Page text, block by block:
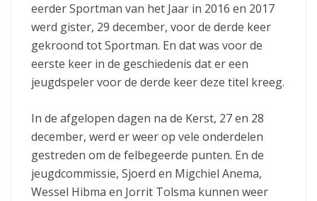
eerder Sportman van het Jaar in 2016 en 2017
werd gister, 29 december, voor de derde keer
gekroond tot Sportman. En dat was voor de
eerste keer in de geschiedenis dat er een
jeugdspeler voor de derde keer deze titel kreeg.
In de afgelopen dagen na de Kerst, 27 en 28
december, werd er weer op vele onderdelen
gestreden om de felbegeerde punten. En de
jeugdcommissie, Sjoerd en Migchiel Anema,
Wessel Hibma en Jorrit Tolsma kunnen weer